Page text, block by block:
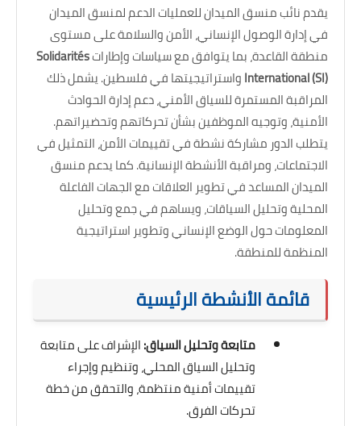
يقدم نائب منسق الميدان للعمليات الدعم لمنسق الميدان
في إدارة الوصول الإنساني، الأمن والسلامة على مستوى
منطقة القاعدة، بما يتوافق مع سياسات وإطاراتSolidarités
International (SI)واستراتيجيتها في فلسطين. يشمل ذلك
المراقبة المستمرة للسياق الأمني، دعم إدارة الحوادث
الأمنية، وتوجيه الموظفين بشأن تحركاتهم وتحضيراتهم.
يتطلب الدور مشاركة نشطة في تقييمات الأمن، التمثيل في
الاجتماعات، ومراقبة الأنشطة الإنسانية. كما يدعم منسق
الميدان المساعد في تطوير العلاقات مع الجهات الفاعلة
المحلية وتحليل السياقات، ويساهم في جمع وتحليل
المعلومات حول الوضع الإنساني وتطوير استراتيجية
المنظمة للمنطقة.
قائمة الأنشطة الرئيسية
متابعة وتحليل السياق:الإشراف على متابعة
وتحليل السياق المحلي، وتنظيم وإجراء
تقييمات أمنية منتظمة، والتحقق من خطة
تحركات الفرق.